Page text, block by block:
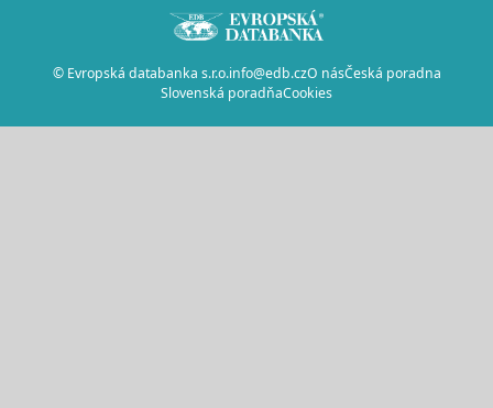
© Evropská databanka s.r.o.info@edb.czO násČeská poradna
Slovenská poradňaCookies